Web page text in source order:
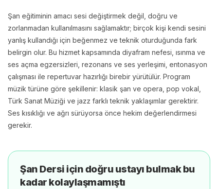
Şan eğitiminin amacı sesi değiştirmek değil, doğru ve
zorlanmadan kullanılmasını sağlamaktır; birçok kişi kendi sesini
yanlış kullandığı için beğenmez ve teknik oturduğunda fark
belirgin olur. Bu hizmet kapsamında diyafram nefesi, ısınma ve
ses açma egzersizleri, rezonans ve ses yerleşimi, entonasyon
çalışması ile repertuvar hazırlığı birebir yürütülür. Program
müzik türüne göre şekillenir: klasik şan ve opera, pop vokal,
Türk Sanat Müziği ve jazz farklı teknik yaklaşımlar gerektirir.
Ses kısıklığı ve ağrı sürüyorsa önce hekim değerlendirmesi
gerekir.
Şan Dersi için doğru ustayı bulmak bu
kadar kolaylaşmamıştı